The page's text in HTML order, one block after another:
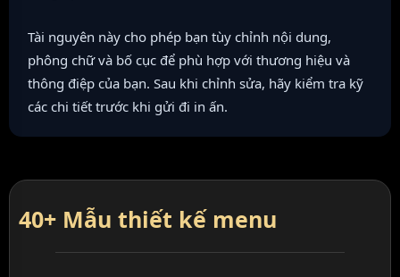
Tài nguyên này cho phép bạn tùy chỉnh nội dung,
phông chữ và bố cục để phù hợp với thương hiệu và
thông điệp của bạn. Sau khi chỉnh sửa, hãy kiểm tra kỹ
các chi tiết trước khi gửi đi in ấn.
40+ Mẫu thiết kế menu